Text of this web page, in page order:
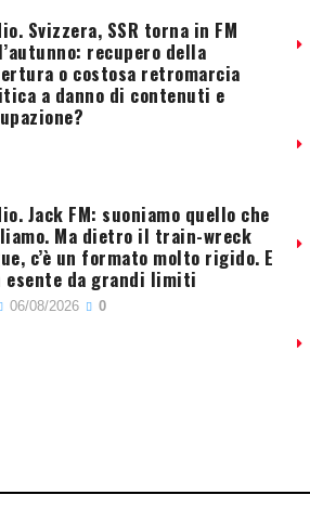
Svizzera, SSR torna in FM
recupero della
o costosa retromarcia
a danno di contenuti e
Jack FM: suoniamo quello che
Ma dietro il train-wreck
c’è un formato molto rigido. E
esente da grandi limiti
06/08/2026 0